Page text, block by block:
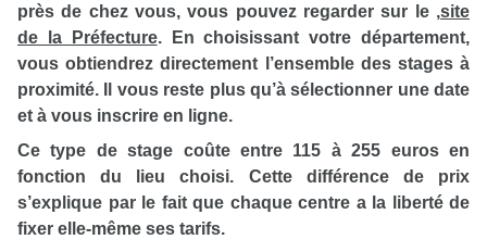
près de chez vous, vous pouvez regarder sur le ,site
de la Préfecture. En choisissant votre département,
vous obtiendrez directement l’ensemble des stages à
proximité. Il vous reste plus qu’à sélectionner une date
et à vous inscrire en ligne.
Ce type de stage coûte entre 115 à 255 euros en
fonction du lieu choisi. Cette différence de prix
s’explique par le fait que chaque centre a la liberté de
fixer elle-même ses tarifs.